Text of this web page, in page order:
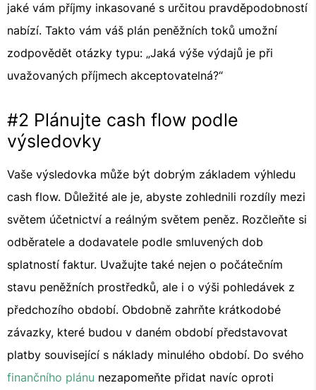
jaké vám příjmy inkasované s určitou pravděpodobností
nabízí. Takto vám váš plán peněžních toků umožní
zodpovědět otázky typu: „Jaká výše výdajů je při
uvažovaných příjmech akceptovatelná?“
#2 Plánujte cash flow podle
výsledovky
Vaše výsledovka může být dobrým základem výhledu
cash flow. Důležité ale je, abyste zohlednili rozdíly mezi
světem účetnictví a reálným světem peněz. Rozčleňte si
odběratele a dodavatele podle smluvených dob
splatností faktur. Uvažujte také nejen o počátečním
stavu peněžních prostředků, ale i o výši pohledávek z
předchozího období. Obdobně zahrňte krátkodobé
závazky, které budou v daném období představovat
platby související s náklady minulého období. Do svého
finančního plánu nezapomeňte přidat navíc oproti